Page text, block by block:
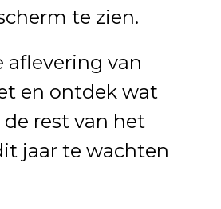
te zien.
aflevering van
en ontdek wat
rest van het
jaar te wachten